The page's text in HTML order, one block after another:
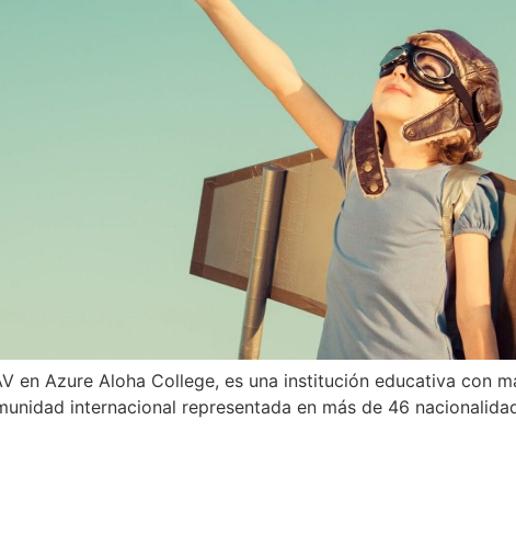
en Azure Aloha College, es una institución educativa con
internacional representada en más de 46